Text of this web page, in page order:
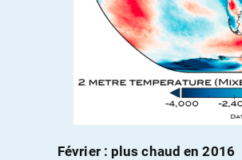
Février : plus chaud en 2016